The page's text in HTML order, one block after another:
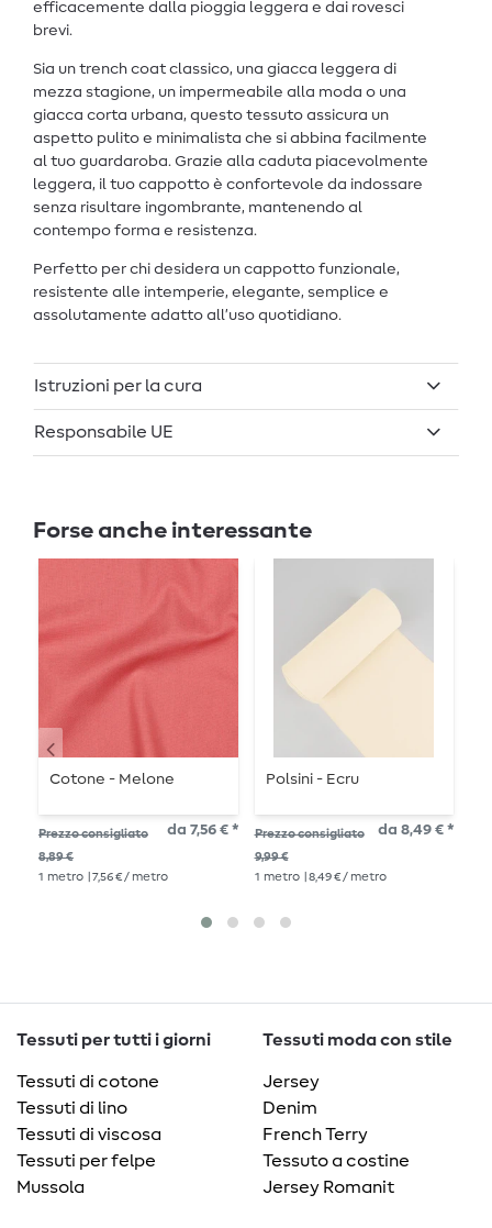
efficacemente dalla pioggia leggera e dai rovesci
brevi.
Sia un trench coat classico, una giacca leggera di
mezza stagione, un impermeabile alla moda o una
giacca corta urbana, questo tessuto assicura un
aspetto pulito e minimalista che si abbina facilmente
al tuo guardaroba. Grazie alla caduta piacevolmente
leggera, il tuo cappotto è confortevole da indossare
senza risultare ingombrante, mantenendo al
contempo forma e resistenza.
Perfetto per chi desidera un cappotto funzionale,
resistente alle intemperie, elegante, semplice e
assolutamente adatto all’uso quotidiano.
Istruzioni per la cura
Responsabile UE
Forse anche interessante
Cotone - Melone
Prezzo consigliato
8,89 €
da 7,56 € *
1 metro | 7,56 € / metro
Polsini - Ecru
Prezzo consigliato
9,99 €
da 8,49 € *
1 metro | 8,49 € / metro
Tessuti per tutti i giorni
Tessuti di cotone
Tessuti di lino
Tessuti di viscosa
Tessuti per felpe
Mussola
Tessuti moda con stile
Jersey
Denim
French Terry
Tessuto a costine
Jersey Romanit